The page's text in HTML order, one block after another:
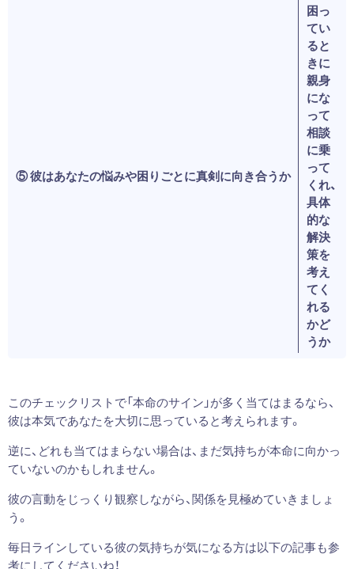
⑤ 彼はあなたの悩みや困りごとに真剣に向き合うか
困っ
てい
ると
きに
親身
にな
って
相談
に乗
って
くれ、
具体
的な
解決
策を
考え
てく
れる
かど
うか
このチェックリストで「本命のサイン」が多く当てはまるなら、
彼は本気であなたを大切に思っていると考えられます。
逆に、どれも当てはまらない場合は、まだ気持ちが本命に向かっ
ていないのかもしれません。
彼の言動をじっくり観察しながら、関係を見極めていきましょ
う。
毎日ラインしている彼の気持ちが気になる方は以下の記事も参
考にしてくださいね！